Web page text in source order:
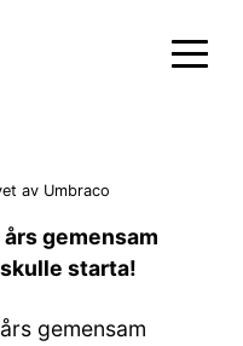
av Umbraco
gemensam
starta!
gemensam